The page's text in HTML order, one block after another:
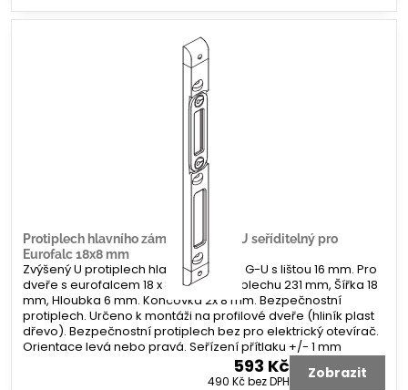
Protiplech hlavního zámku G-U tvar U seříditelný pro
Eurofalc 18x8 mm
Zvýšený U protiplech hlavního zámku G-U s lištou 16 mm. Pro
dveře s eurofalcem 18 x 8 mm. Délka plechu 231 mm, Šířka 18
mm, Hloubka 6 mm. Koncovka 2x 8 mm. Bezpečnostní
protiplech. Určeno k montáži na profilové dveře (hliník plast
dřevo). Bezpečnostní protiplech bez pro elektrický otevírač.
Orientace levá nebo pravá. Seřízení přítlaku +/- 1 mm
593 Kč
490 Kčbez DPH Zobrazit